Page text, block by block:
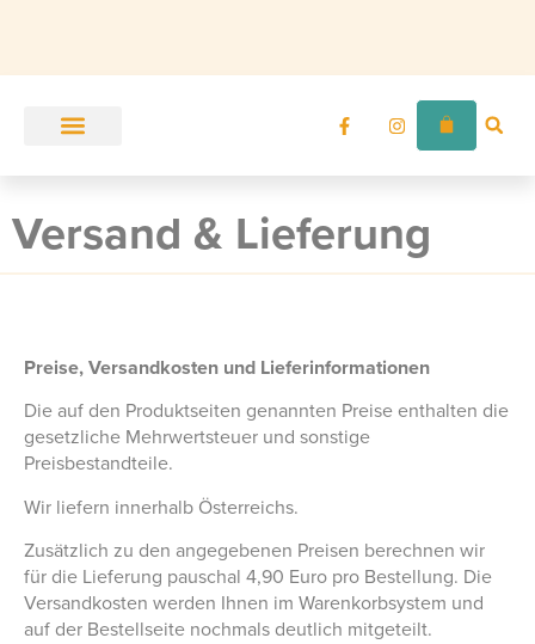
Versand & Lieferung
Preise, Versandkosten und Lieferinformationen
Die auf den Produktseiten genannten Preise enthalten die
gesetzliche Mehrwertsteuer und sonstige
Preisbestandteile.
Wir liefern innerhalb Österreichs.
Zusätzlich zu den angegebenen Preisen berechnen wir
für die Lieferung pauschal 4,90 Euro pro Bestellung. Die
Versandkosten werden Ihnen im Warenkorbsystem und
auf der Bestellseite nochmals deutlich mitgeteilt.